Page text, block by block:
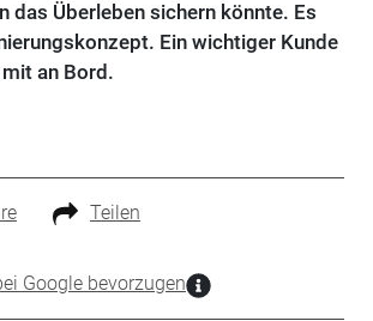
das Überleben sichern könnte. Es
Ein wichtiger Kunde
an Bord.
Teilen
Google bevorzugen